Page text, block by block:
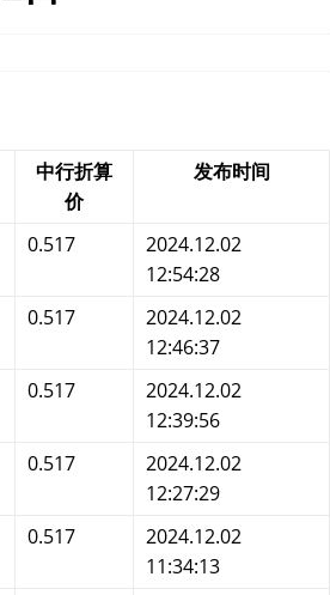
中行折算
价
发布时间
0.517
2024.12.02
12:54:28
0.517
2024.12.02
12:46:37
0.517
2024.12.02
12:39:56
0.517
2024.12.02
12:27:29
0.517
2024.12.02
11:34:13